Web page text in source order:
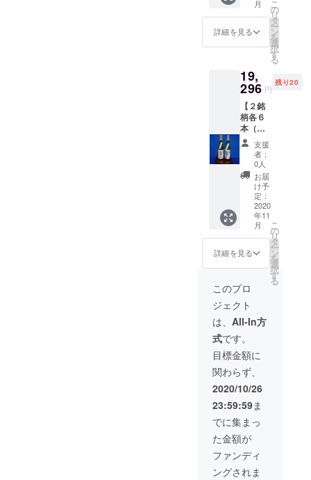
ており
ます ※
20歳未
止され
ていま
す ※ 配
送日時
の指定
は致し
かねま
す。ご
了承く
ださ
い。
造）
（左）
銘柄
②：元
文 花
菊（大
吟醸）
（右）
サイ
ズ：4合
瓶
720ml ※
送料込
み ※ リ
ターン
発送は
2020年
11月を
予定し
ており
ます ※
20歳未
律で禁
止され
ていま
す ※ 配
送日時
の指定
は致し
かねま
す。ご
了承く
ださ
い。
月
詳細を見る
こ
の
リ
タ
ー
ン
を
選
択
す
る
19,
296 円
残り20
【２銘
柄各６
本（計
１２
本）】
銘柄
①：元
文 花
酵母・
さくら
（本醸
造）
（左）
銘柄
②：元
文 花
酵母・
菊（大
吟醸）
（右）
サイ
ズ：4合
瓶
720ml ※
送料込
み ※ リ
ターン
発送は
2020年
11月を
予定し
ており
ます ※
20歳未
支援
者：
0人
お届
け予
定：
2020
年11
月
詳細を見る
こ
の
リ
タ
ー
ン
を
選
択
す
る
このプロ
ジェクト
は、 All-In方
式です。
目標金額に
関わらず、
2020/10/26
23:59:59ま
でに集まっ
た金額が
ファンディ
ングされま